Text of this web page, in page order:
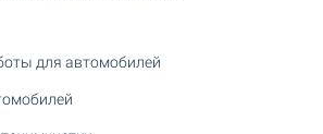
для автомобилей